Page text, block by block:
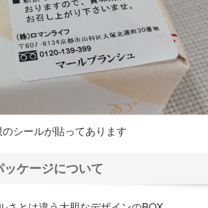
シールが貼ってあります
ッケージについて